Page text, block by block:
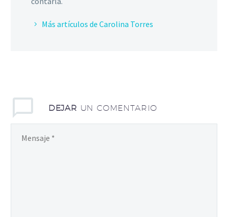
Más artículos de Carolina Torres
DEJAR UN COMENTARIO